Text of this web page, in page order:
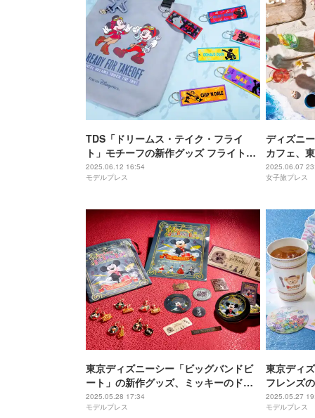
TDS「ドリームス・テイク・フライ
ト」モチーフの新作グッズ フライトタ
グや飛行機型カラビナなど
2025.06.12 16:54
モデルプレス
ディズニ
カフェ、
トやパン
メニュー
2025.06.07
女子旅プレス
東京ディズニーシー「ビッグバンドビ
ート」の新作グッズ、ミッキーのドラ
ム演奏姿のミニスナックケースも
2025.05.28 17:34
モデルプレス
東京ディ
フレンズ
イ！」SP
夏仕様に
2025.05.27
モデルプレス